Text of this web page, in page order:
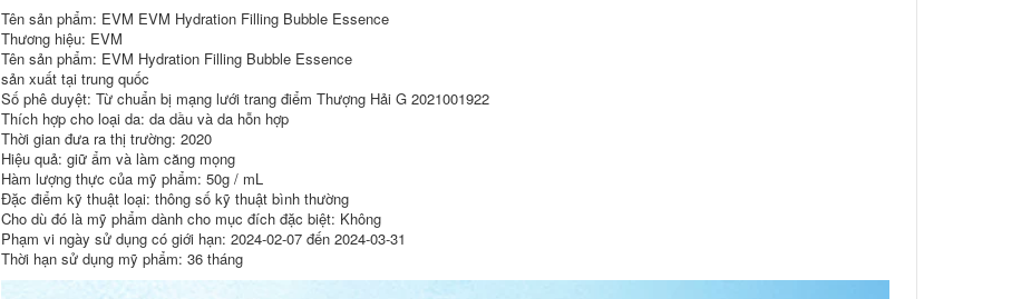
hyaluronic cho
khuôn mặt tinh chất
khử mặn cửa hàng
hàng đầu trang web
chính thức chăm sóc
da chính hãng
serum cellapy
207,000
PMPM Chiba Rose
Vitamin C Essential
Oil Dầu dưỡng da
Tinh chất nâng cao
Nền tảng cơ mặt
Tinh chất làm sáng
da serum ha b5
goodndoc
Sáng Da Sắc Tố
innisfree trắng da
4,830,000
Tinh dầu dưỡng ẩm
làm săn chắc da mặt
dưỡng da ban đêm
35ml tinh chất se
khít lỗ chân lông
Tianlufen
Tên sản phẩm: EVM EVM Hydration Filling Bubble Essence
Thương hiệu: EVM
Tên sản phẩm: EVM Hydration Filling Bubble Essence
sản xuất tại trung quốc
Số phê duyệt: Từ chuẩn bị mạng lưới trang điểm Thượng Hải G 2021001922
Thích hợp cho loại da: da dầu và da hỗn hợp
Thời gian đưa ra thị trường: 2020
Hiệu quả: giữ ẩm và làm căng mọng
Hàm lượng thực của mỹ phẩm: 50g / mL
Đặc điểm kỹ thuật loại: thông số kỹ thuật bình thường
Cho dù đó là mỹ phẩm dành cho mục đích đặc biệt: Không
Phạm vi ngày sử dụng có giới hạn: 2024-02-07 đến 2024-03-31
Thời hạn sử dụng mỹ phẩm: 36 tháng